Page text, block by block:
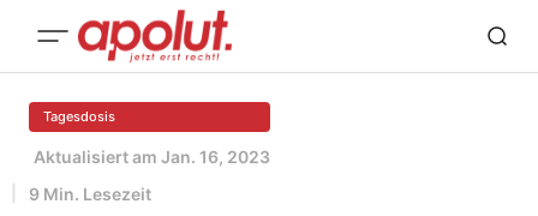
Tagesdosis
Aktualisiert am Jan. 16, 2023
9 Min. Lesezeit